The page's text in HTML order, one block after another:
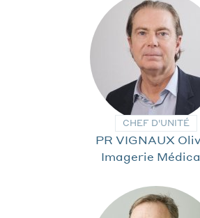
CHEF D'UNITÉ
PR VIGNAUX
Imagerie